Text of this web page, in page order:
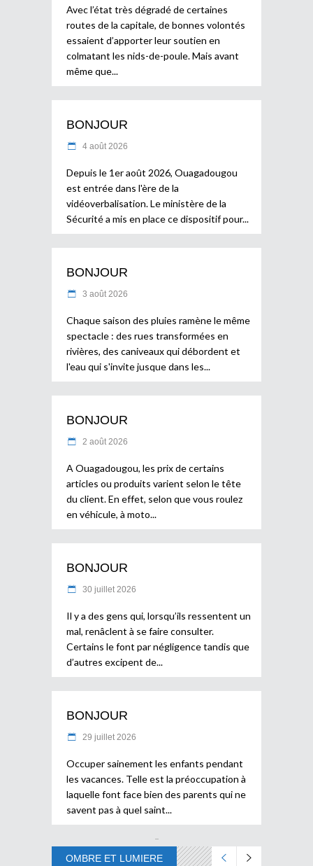
Avec l’état très dégradé de certaines
routes de la capitale, de bonnes volontés
essaient d’apporter leur soutien en
colmatant les nids-de-poule. Mais avant
même que
BONJOUR
4 août 2026
Depuis le 1er août 2026, Ouagadougou
est entrée dans l'ère de la
vidéoverbalisation. Le ministère de la
Sécurité a mis en place ce dispositif pour
BONJOUR
3 août 2026
Chaque saison des pluies ramène le même
spectacle : des rues transformées en
rivières, des caniveaux qui débordent et
l'eau qui s'invite jusque dans les
BONJOUR
2 août 2026
A Ouagadougou, les prix de certains
articles ou produits varient selon le tête
du client. En effet, selon que vous roulez
en véhicule, à moto
BONJOUR
30 juillet 2026
Il y a des gens qui, lorsqu’ils ressentent un
mal, renâclent à se faire consulter.
Certains le font par négligence tandis que
d’autres excipent de
BONJOUR
29 juillet 2026
Occuper sainement les enfants pendant
les vacances. Telle est la préoccupation à
laquelle font face bien des parents qui ne
savent pas à quel saint
OMBRE ET LUMIERE